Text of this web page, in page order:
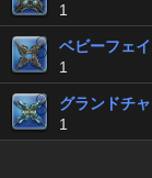
1
ベビーフェ
1
グランドチ
1